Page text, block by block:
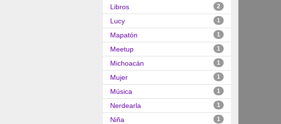
Libros 2
Lucy 1
Mapatón 1
Meetup 1
Michoacán 1
Mujer 1
Música 1
Nerdearla 1
Niña 1